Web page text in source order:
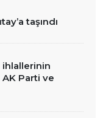
taşındı
ihlallerinin
AK Parti ve